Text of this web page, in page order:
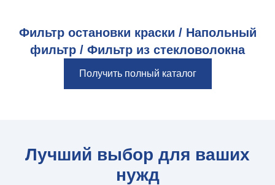
Фильтр остановки краски / Напольный
фильтр / Фильтр из стекловолокна
Получить полный каталог
Лучший выбор для ваших
нужд